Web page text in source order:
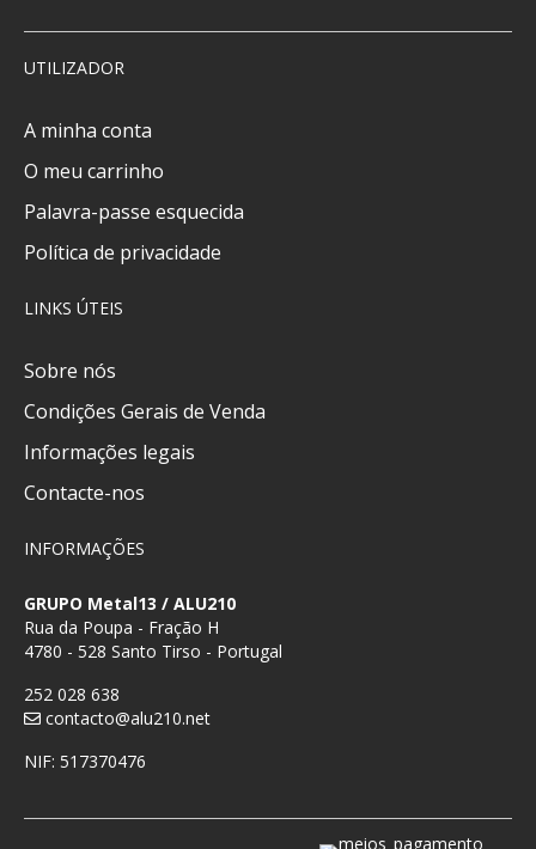
UTILIZADOR
A minha conta
O meu carrinho
Palavra-passe esquecida
Política de privacidade
LINKS ÚTEIS
Sobre nós
Condições Gerais de Venda
Informações legais
Contacte-nos
INFORMAÇÕES
GRUPO Metal13 / ALU210
Rua da Poupa - Fração H
4780 - 528 Santo Tirso - Portugal
252 028 638
contacto@alu210.net
NIF: 517370476